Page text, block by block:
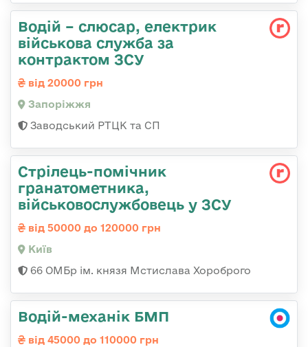
Водій – слюсар, електрик
військова служба за
контрактом ЗСУ
від 20000 грн
Запоріжжя
Заводський РТЦК та СП
Стрілець-помічник
гранатометника,
військовослужбовець у ЗСУ
від 50000 до 120000 грн
Київ
66 ОМБр ім. князя Мстислава Хороброго
Водій-механік БМП
від 45000 до 110000 грн